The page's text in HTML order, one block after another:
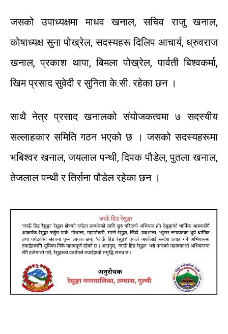
जसको उपाध्यक्षमा माधव खनाल,सचिव राजु खनाल,
कोषाध्यक्ष सुना पोख्रेल,सदस्यहरू दिलिप आचार्य, ध्रुवराज
खनाल,प्रकाश थापा,बिमला पोख्रेल,पार्वती बिश्वकर्मा,
खिम प्रसाद सुवेदी र सुनिता के.सी.रहेका छन ।
साथै नेत्र प्रसाद खनालको संयोजकत्वमा ७ सदस्यीय
सल्लाहकार समिति गठन भएको छ । जसको सदस्यहरूमा
भबिश्वर खनाल,जयलाल पन्थी,दिपक पौडेल,पुतला खनाल,
तेजलाल पन्थी र तिर्सना पौडेल रहेका छन ।